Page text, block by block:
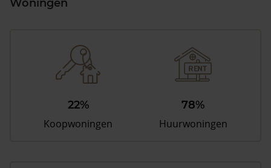
Woningen
22%
Koopwoningen
78%
Huurwoningen